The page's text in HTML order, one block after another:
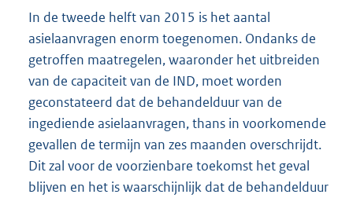
In de tweede helft van 2015 is het aantal
asielaanvragen enorm toegenomen. Ondanks de
getroffen maatregelen, waaronder het uitbreiden
van de capaciteit van de IND, moet worden
geconstateerd dat de behandelduur van de
ingediende asielaanvragen, thans in voorkomende
gevallen de termijn van zes maanden overschrijdt.
Dit zal voor de voorzienbare toekomst het geval
blijven en het is waarschijnlijk dat de behandelduur